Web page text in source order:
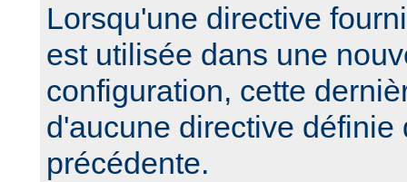
Lorsqu'une directive
est utilisée dans une
configuration, cette
d'aucune directive définie
précédente.